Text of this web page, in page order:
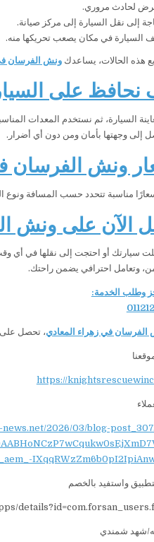
لحادث مروري.
إلى نقل السيارة إلى مركز صيانة.
السيارة في مكان يصعب تحريكها منه.
هذه الحالات، يساعدكونش الفرسان
نحافظ على
السيارة، ثم نستخدم المعدات
إلى وجهتها بأمان ومن دون أي أضرار.
ونش الفرسان
مناسبة تتحدد حسب المسافة ونوع
الآن على ونش
سيارتك أو احتجت إلى نقلها في أي
وتعامل احترافي يضمن راحتك.
وطلب الخدمة:
الفرسان في زهراء المعادي، تحصل
https://
2026/03/blog-
واستفيد بالخصم
شهد شمندي